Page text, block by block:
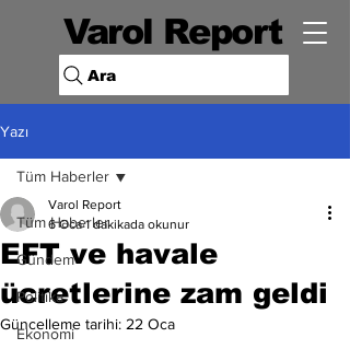
Varol Report
Ara
Yazı
Tüm Haberler
Gündem
Politika
Ekonomi
Tüm Haberler
EFT ve havale
ücretlerine zam geldi
Varol Report
6 Oca 1 dakikada okunur
Güncelleme tarihi: 22 Oca